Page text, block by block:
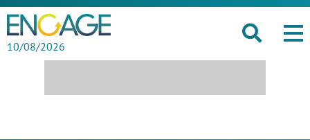
10/08/2026